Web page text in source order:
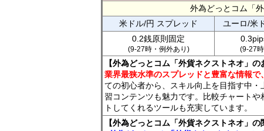
外為どっとコム「
米ドル/円 スプレッド
ユーロ/米
0.2銭原則固定
(9-27時・例外あり) (9-27
【外為どっとコム「外貨ネクストネオ」の
業界最狭水準のスプレッドと豊富な情報
ての初心者から、スキル向上を目指す中
習コンテンツも魅力です。比較チャート
トしてくれるツールも充実しています。
【外為どっとコム「外貨ネクストネオ」の